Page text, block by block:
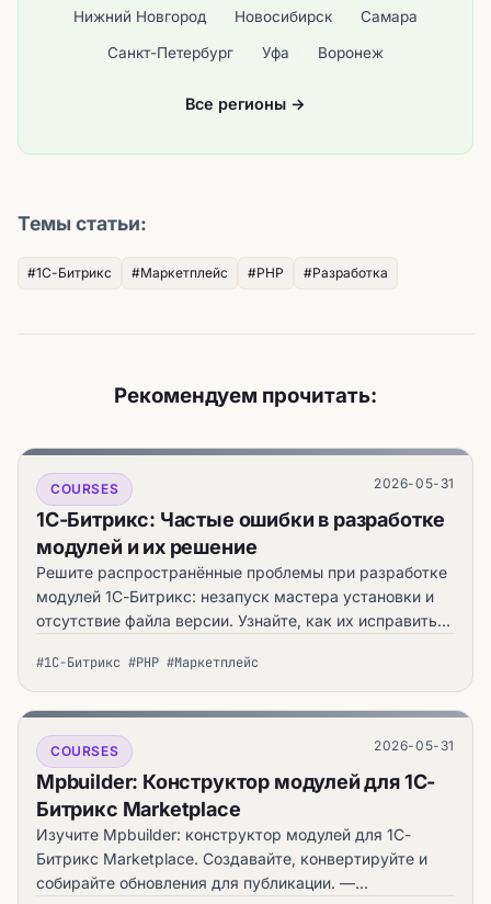
Нижний Новгород Новосибирск Самара
Санкт-Петербург Уфа Воронеж
Все регионы →
Темы статьи:
#1С-Битрикс #Маркетплейс #PHP #Разработка
Рекомендуем прочитать:
COURSES 2026-05-31
1С-Битрикс: Частые ошибки в разработке
модулей и их решение
Решите распространённые проблемы при разработке
модулей 1С-Битрикс: незапуск мастера установки и
отсутствие файла версии. Узнайте, как их исправить
#1С-Битрикс #PHP #Маркетплейс
COURSES 2026-05-31
Mpbuilder: Конструктор модулей для 1С-
Битрикс Marketplace
Изучите Mpbuilder: конструктор модулей для 1С-
Битрикс Marketplace. Создавайте, конвертируйте и
собирайте обновления для публикации. —